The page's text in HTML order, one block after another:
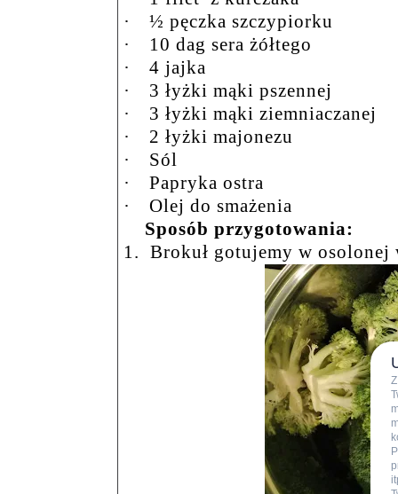
·
½ pęczka szczypiorku
·
10 dag sera żółtego
·
4 jajka
·
3 łyżki mąki pszennej
·
3 łyżki mąki ziemniaczanej
·
2 łyżki majonezu
·
Sól
·
Papryka ostra
·
Olej do smażenia
Sposób przygotowania:
1. Brokuł gotujemy w osolonej